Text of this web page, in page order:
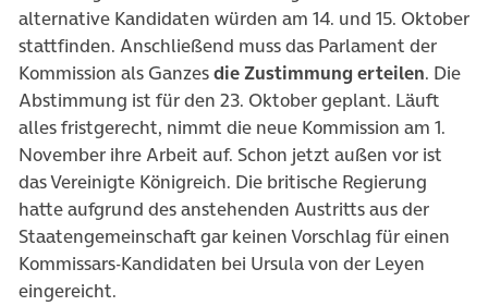
alternative Kandidaten würden am 14. und 15. Oktober
stattfinden. Anschließend muss das Parlament der
Kommission als Ganzesdie Zustimmung erteilen. Die
Abstimmung ist für den 23. Oktober geplant. Läuft
alles fristgerecht, nimmt die neue Kommission am 1.
November ihre Arbeit auf. Schon jetzt außen vor ist
das Vereinigte Königreich. Die britische Regierung
hatte aufgrund des anstehenden Austritts aus der
Staatengemeinschaft gar keinen Vorschlag für einen
Kommissars-Kandidaten bei Ursula von der Leyen
eingereicht.